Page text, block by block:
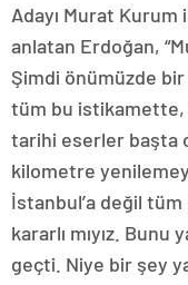
Adayı Murat Kurum
anlatan Erdoğan,
Şimdi önümüzde
tüm bu istikamette,
tarihi eserler başta
kilometre
İstanbul’a değil tüm
kararlı mıyız. Bunu
geçti. Niye bir şey